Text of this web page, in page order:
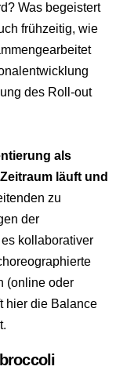
Was begeistert
frühzeitig, wie
des Roll-out
als
läuft und
zu
der
kollaborativer
(online oder
hier die Balance